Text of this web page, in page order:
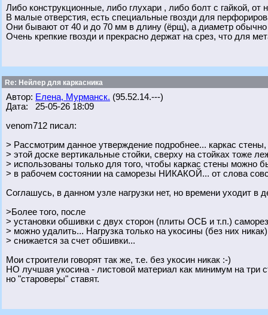
Либо конструкционные, либо глухари , либо болт с гайкой, от
В малые отверстия, есть специальные гвозди для
Они бывают от 40 и до 70 мм в длину (ёрщ), а диаметр
Очень крепкие гвозди и прекрасно держат на срез, что для
Re: Нейлер для каркасника
Автор: Елена, Мурманск. (95.52.14.---)
Дата: 25-05-26 18:09
venom712 писал:
> Рассмотрим данное утверждение подробнее... каркас
> этой доске вертикальные стойки, сверху на стойках тоже
> использованы только для того, чтобы каркас стены можно
> в рабочем состоянии на саморезы НИКАКОЙ... от слова
Соглашусь, в данном узле нагрузки нет, но времени уходит в
>Более того, после
> установки обшивки с двух сторон (плиты ОСБ и т.п.)
> можно удалить... Нагрузка только на укосины (без них
> снижается за счет обшивки...
Мои строители говорят так же, т.е. без укосин никак :-)
НО лучшая укосина - листовой материал как минимум на три
но "староверы" ставят.